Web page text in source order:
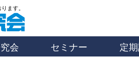
会 セミナー 定